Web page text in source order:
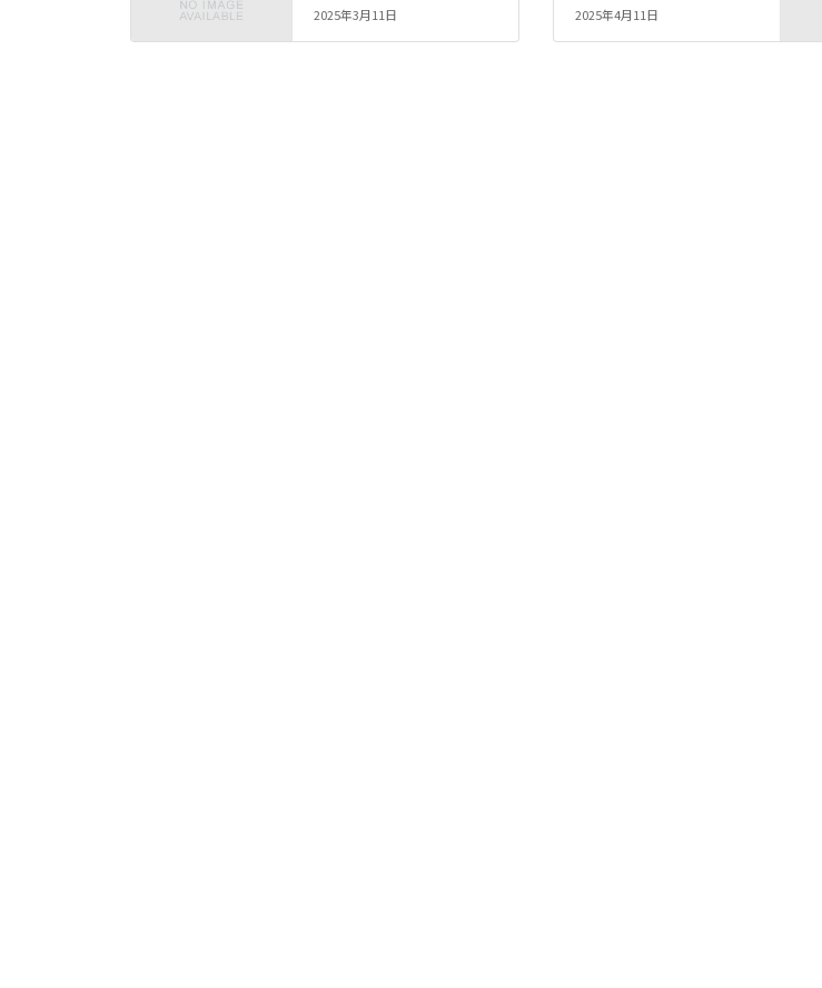
2025年3月11日 2025年4月11日